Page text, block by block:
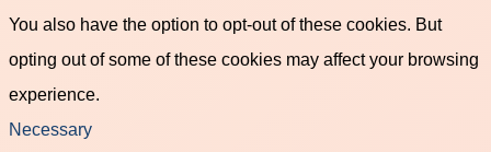
You also have the option to opt-out of these cookies. But
opting out of some of these cookies may affect your browsing
experience.
Necessary